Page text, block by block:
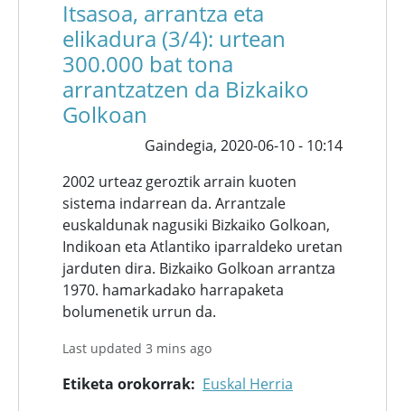
Itsasoa, arrantza eta
elikadura (3/4): urtean
300.000 bat tona
arrantzatzen da Bizkaiko
Golkoan
Gaindegia, 2020-06-10 - 10:14
2002 urteaz geroztik arrain kuoten
sistema indarrean da. Arrantzale
euskaldunak nagusiki Bizkaiko Golkoan,
Indikoan eta Atlantiko iparraldeko uretan
jarduten dira. Bizkaiko Golkoan arrantza
1970. hamarkadako harrapaketa
bolumenetik urrun da.
Last updated 3 mins ago
Etiketa orokorrak Euskal Herria